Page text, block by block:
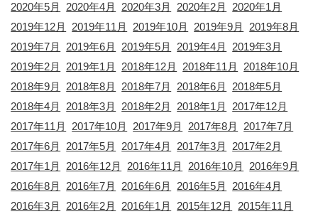
2020年5月
2020年4月 2020年3月 2020年2月
2020年1月
2019年12月
2019年11月 2019年10月 2019年9月
2019年8月
2019年7月
2019年6月 2019年5月 2019年4月
2019年3月
2019年2月
2019年1月 2018年12月 2018年11月
2018年10月
2018年9月
2018年8月 2018年7月 2018年6月
2018年5月
2018年4月
2018年3月 2018年2月 2018年1月
2017年12月
2017年11月
2017年10月 2017年9月 2017年8月
2017年7月
2017年6月
2017年5月 2017年4月 2017年3月
2017年2月
2017年1月
2016年12月 2016年11月 2016年10月
2016年9月
2016年8月
2016年7月 2016年6月 2016年5月
2016年4月
2016年3月
2016年2月 2016年1月 2015年12月
2015年11月